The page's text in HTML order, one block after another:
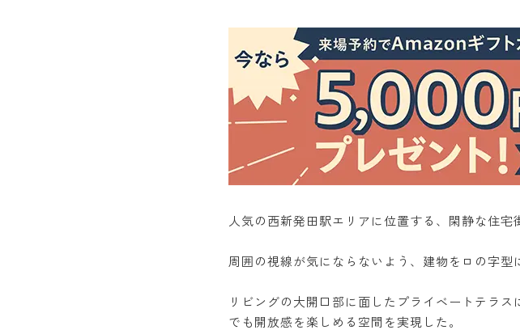
人気の西新発田駅エリアに位置する、閑静な住宅
周囲の視線が気にならないよう、建物をロの字型
リビングの大開口部に面したプライベートテラ
でも開放感を楽しめる空間を実現した。